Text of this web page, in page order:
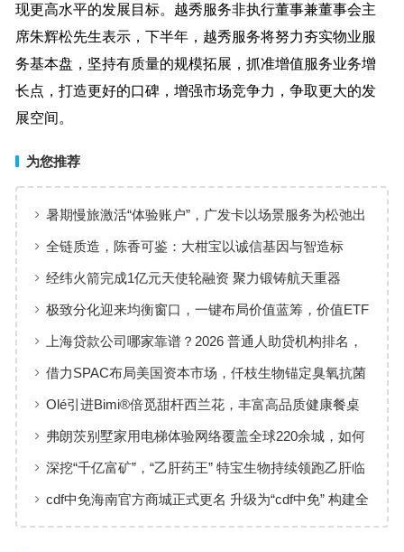
现更高水平的发展目标。越秀服务非执行董事兼董事会主
席朱辉松先生表示，下半年，越秀服务将努力夯实物业服
务基本盘，坚持有质量的规模拓展，抓准增值服务业务增
长点，打造更好的口碑，增强市场竞争力，争取更大的发
展空间。
为您推荐
暑期慢旅激活“体验账户”，广发卡以场景服务为松弛出
行添彩
全链质造，陈香可鉴：大柑宝以诚信基因与智造标
准，定义新会陈皮高质量发展
经纬火箭完成1亿元天使轮融资 聚力锻铸航天重器
极致分化迎来均衡窗口，一键布局价值蓝筹，价值ETF
华夏火热开售
上海贷款公司哪家靠谱？2026 普通人助贷机构排名，
工薪族借钱选择指南
借力SPAC布局美国资本市场，仟枝生物锚定臭氧抗菌
黄金赛道
Olé引进Bimi®倍觅甜杆西兰花，丰富高品质健康餐桌
新选择
弗朗茨别墅家用电梯体验网络覆盖全球220余城，如何
实现高效服务响应
深挖“千亿富矿”，“乙肝药王” 特宝生物持续领跑乙肝临
床治愈
cdf中免海南官方商城正式更名 升级为“cdf中免” 构建全